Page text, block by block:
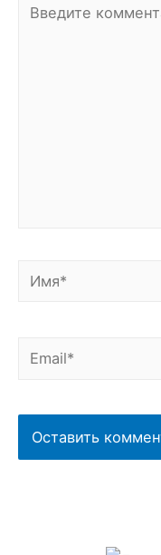
комментарий...
Имя*
Email*